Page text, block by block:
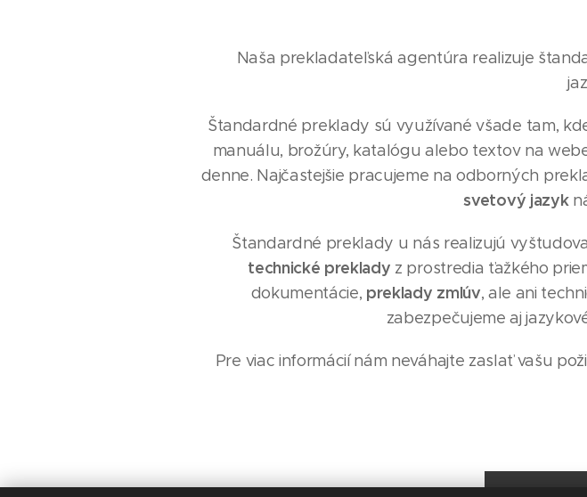
Naša prekladateľská agentúra realizuje
Štandardné preklady sú využívané všade tam,
manuálu, brožúry, katalógu alebo textov na
denne. Najčastejšie pracujeme na odborných
svetový jazyk
Štandardné preklady u nás realizujú
technické preklady z prostredia ťažkého
dokumentácie, preklady zmlúv, ale ani
zabezpečujeme aj
Pre viac informácií nám neváhajte zaslať vašu